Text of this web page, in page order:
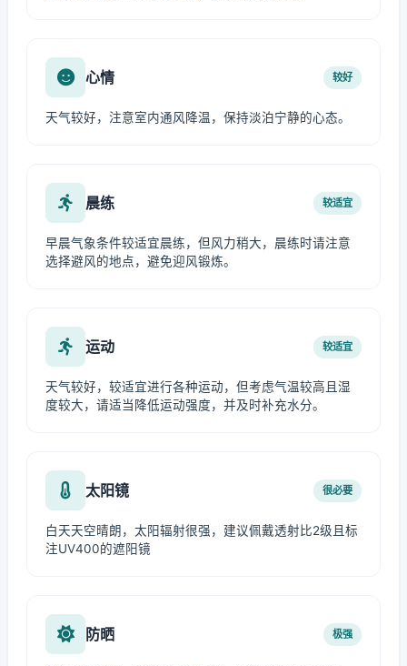
心情 较好
天气较好，注意室内通风降温，保持淡泊宁静的心态。
晨练 较适宜
早晨气象条件较适宜晨练，但风力稍大，晨练时请注意
选择避风的地点，避免迎风锻炼。
运动 较适宜
天气较好，较适宜进行各种运动，但考虑气温较高且湿
度较大，请适当降低运动强度，并及时补充水分。
太阳镜 很必要
白天天空晴朗，太阳辐射很强，建议佩戴透射比2级且标
注UV400的遮阳镜
防晒 极强